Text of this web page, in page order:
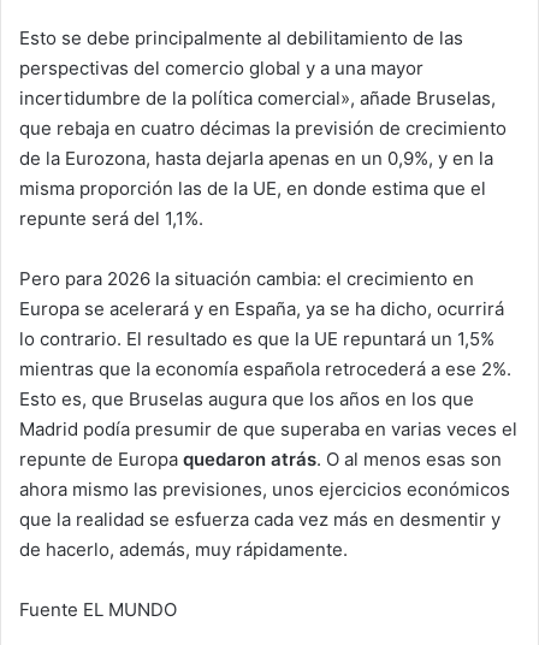
Esto se debe principalmente al debilitamiento de las
perspectivas del comercio global y a una mayor
incertidumbre de la política comercial», añade Bruselas,
que rebaja en cuatro décimas la previsión de crecimiento
de la Eurozona, hasta dejarla apenas en un 0,9%, y en la
misma proporción las de la UE, en donde estima que el
repunte será del 1,1%.
Pero para 2026 la situación cambia: el crecimiento en
Europa se acelerará y en España, ya se ha dicho, ocurrirá
lo contrario. El resultado es que la UE repuntará un 1,5%
mientras que la economía española retrocederá a ese 2%.
Esto es, que Bruselas augura que los años en los que
Madrid podía presumir de que superaba en varias veces el
repunte de Europa quedaron atrás. O al menos esas son
ahora mismo las previsiones, unos ejercicios económicos
que la realidad se esfuerza cada vez más en desmentir y
de hacerlo, además, muy rápidamente.
Fuente EL MUNDO